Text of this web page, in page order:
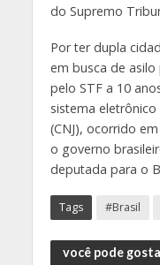
do Supremo
Por ter dupla
em busca de
pelo STF a 10
sistema eletrônico
(CNJ), ocorrido
o governo
deputada para o
Tags #Brasil
você pode